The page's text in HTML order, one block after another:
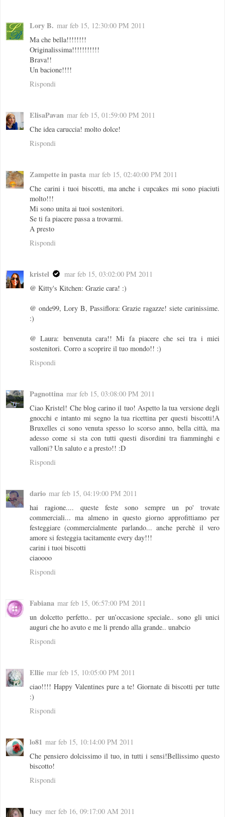
Lory B. mar feb 15, 12:30:00 PM 2011
Ma che bella!!!!!!!!
Originalissima!!!!!!!!!!!
Brava!!
Un bacione!!!!
Rispondi
ElisaPavan mar feb 15, 01:59:00 PM 2011
Che idea caruccia! molto dolce!
Rispondi
Zampette in pasta mar feb 15, 02:40:00 PM 2011
Che carini i tuoi biscotti, ma anche i cupcakes mi sono piaciuti
molto!!!
Mi sono unita ai tuoi sostenitori.
Se ti fa piacere passa a trovarmi.
A presto
Rispondi
kristel
mar feb 15, 03:02:00 PM 2011
@ Kitty's Kitchen: Grazie cara! :)
@ onde99, Lory B, Passiflora: Grazie ragazze! siete carinissime.
:)
@ Laura: benvenuta cara!! Mi fa piacere che sei tra i miei
sostenitori. Corro a scoprire il tuo mondo!! :)
Rispondi
Pagnottina mar feb 15, 03:08:00 PM 2011
Ciao Kristel! Che blog carino il tuo! Aspetto la tua versione degli
gnocchi e intanto mi segno la tua ricettina per questi biscotti!A
Bruxelles ci sono venuta spesso lo scorso anno, bella città, ma
adesso come si sta con tutti questi disordini tra fiamminghi e
valloni? Un saluto e a presto!! :D
Rispondi
dario mar feb 15, 04:19:00 PM 2011
hai ragione.... queste feste sono sempre un po' trovate
commerciali... ma almeno in questo giorno approfittiamo per
festeggiare (commercialmente parlando... anche perchè il vero
amore si festeggia tacitamente every day!!!
carini i tuoi biscotti
ciaoooo
Rispondi
Fabiana mar feb 15, 06:57:00 PM 2011
un dolcetto perfetto.. per un’occasione speciale.. sono gli unici
auguri che ho avuto e me li prendo alla grande.. unabcio
Rispondi
Ellie mar feb 15, 10:05:00 PM 2011
ciao!!!! Happy Valentines pure a te! Giornate di biscotti per tutte
:)
Rispondi
lo81 mar feb 15, 10:14:00 PM 2011
Che pensiero dolcissimo il tuo, in tutti i sensi!Bellissimo questo
biscotto!
Rispondi
lucy mer feb 16, 09:17:00 AM 2011